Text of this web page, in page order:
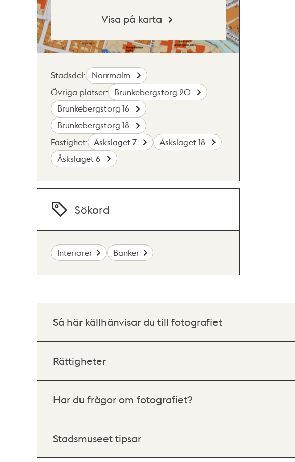
Visa på karta
Stadsdel:
Norrmalm
Övriga platser:
Brunkebergstorg 20
Brunkebergstorg 16
Brunkebergstorg 18
Fastighet:
Åskslaget 7
Åskslaget 18
Åskslaget 6
Sökord
Interiörer Banker
Så här källhänvisar du till fotografiet
Rättigheter
Har du frågor om fotografiet?
Stadsmuseet tipsar